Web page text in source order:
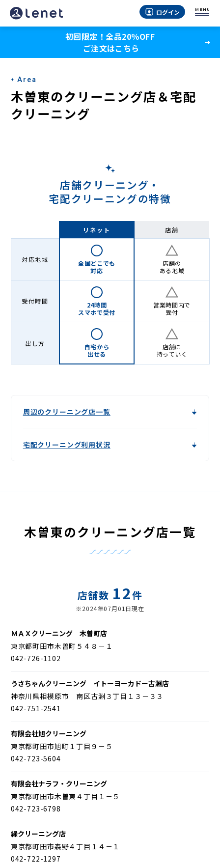
木
曽
の
宅
配
ク
Lenet〈リ
ログイン MENU
初回限定！全品20％OFF
ご注文はこちら
Area
木曽東のクリーニング店＆宅配
クリーニング
店舗クリーニング・
宅配クリーニングの特徴
リネット 店舗
対応地域
全国どこでも
対応
店舗の
ある地域
受付時間
24時間
スマホで受付
営業時間内で
受付
出し方
自宅から
出せる
店舗に
持っていく
周辺のクリーニング店一覧
宅配クリーニング利用状況
木曽東のクリーニング店一覧
店舗数 12件
※2024年07月01日現在
ＭＡＸクリーニング 木曽町店
東京都町田市木曽町５４８－１
042-726-1102
うさちゃんクリーニング イトーヨーカドー古淵店
神奈川県相模原市 南区古淵３丁目１３－３３
042-751-2541
有限会社旭クリーニング
東京都町田市旭町１丁目９－５
042-723-5604
有限会社ナラフ・クリーニング
東京都町田市木曽東４丁目１－５
042-723-6798
緑クリーニング店
東京都町田市森野４丁目１４－１
042-722-1297